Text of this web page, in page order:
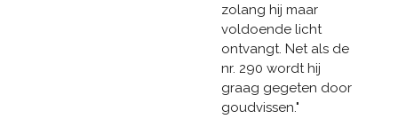
zolang hij maar
voldoende licht
ontvangt. Net als de
nr. 290 wordt hij
graag gegeten door
goudvissen."